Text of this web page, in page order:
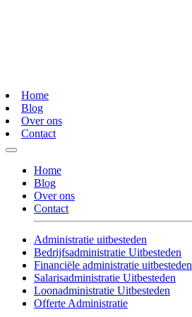
Home
Blog
Over ons
Contact
Home
Blog
Over ons
Contact
Administratie uitbesteden
Bedrijfsadministratie Uitbesteden
Financiële administratie uitbesteden
Salarisadministratie Uitbesteden
Loonadministratie Uitbesteden
Offerte Administratie